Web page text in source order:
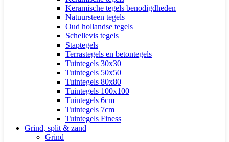
Keramische tegels benodigdheden
Natuursteen tegels
Oud hollandse tegels
Schellevis tegels
Staptegels
Terrastegels en betontegels
Tuintegels 30x30
Tuintegels 50x50
Tuintegels 80x80
Tuintegels 100x100
Tuintegels 6cm
Tuintegels 7cm
Tuintegels Finess
Grind, split & zand
Grind